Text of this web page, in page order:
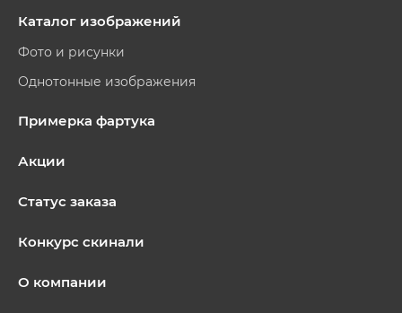
Каталог изображений
Фото и рисунки
Однотонные изображения
Примерка фартука
Акции
Статус заказа
Конкурс скинали
О компании